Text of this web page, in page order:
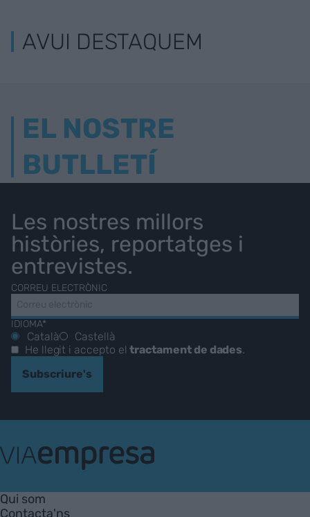
AVUI DESTAQUEM
EL NOSTRE
BUTLLETÍ
Les nostres millors
històries, reportatges i
entrevistes.
CORREU ELECTRÒNIC
IDIOMA*
Català
Castellà
He llegit i accepto eltractament de dades
Subscriure's
Empresa
Qui som
Contacta'ns